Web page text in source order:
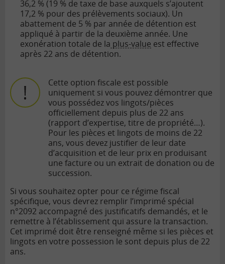
36,2 % (19 % de taxe de base auxquels s’ajoutent
17,2 % pour des prélèvements sociaux). Un
abattement de 5 % par année de détention est
appliqué à partir de la deuxième année. Une
exonération totale de la plus-value est effective
après 22 ans de détention.
Cette option fiscale est possible
uniquement si vous pouvez démontrer que
vous possédez vos lingots/pièces
officiellement depuis plus de 22 ans
(rapport d’expertise, titre de propriété…).
Pour les pièces et lingots de moins de 22
ans, vous devez justifier de leur date
d’acquisition et de leur prix en produisant
une facture ou un extrait de donation ou de
succession.
Si vous souhaitez opter pour ce régime fiscal
spécifique, vous devrez remplir l’imprimé spécial
n°2092 accompagné des justificatifs demandés, et le
remettre à l’établissement qui assure la transaction.
Cet imprimé doit être renseigné même si les pièces et
lingots en votre possession le sont depuis plus de 22
ans.